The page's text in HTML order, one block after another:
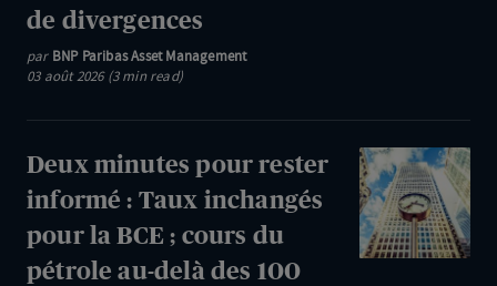
taux
par
les
banques
centrales,
mais
de divergences
par BNP Paribas Asset Management
03 août 2026 (3 min read)
Deux
minutes
pour
rester
Deux minutes pour rester
informé : Taux inchangés
pour la BCE ; cours du
pétrole au-delà des 100